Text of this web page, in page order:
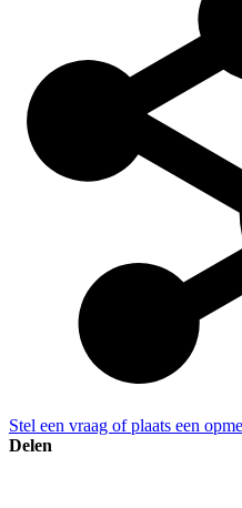
Stel een vraag of plaats een
Delen